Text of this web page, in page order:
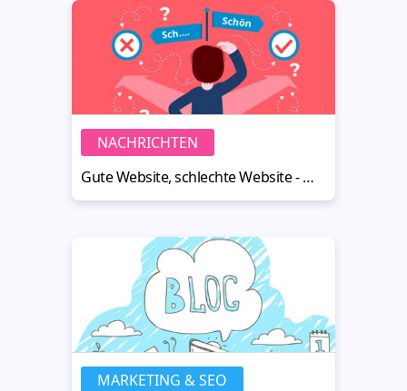
NACHRICHTEN
Gute Website, schlechte Website - Wissenswert für Nicht-Designer
MARKETING & SEO